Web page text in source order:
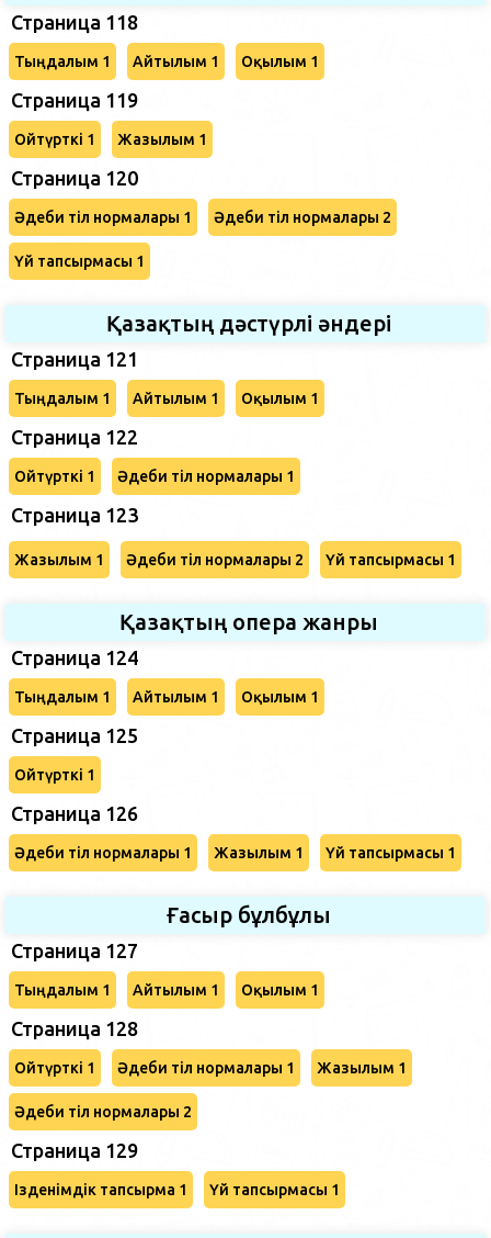
Страница 118
Тыңдалым 1 Айтылым 1 Оқылым 1
Страница 119
Ойтүрткі 1 Жазылым 1
Страница 120
Әдеби тіл нормалары 1 Әдеби тіл нормалары 2
Үй тапсырмасы 1
Қазақтың дәстүрлі әндері
Страница 121
Тыңдалым 1 Айтылым 1 Оқылым 1
Страница 122
Ойтүрткі 1 Әдеби тіл нормалары 1
Страница 123
Жазылым 1 Әдеби тіл нормалары 2 Үй тапсырмасы 1
Қазақтың опера жанры
Страница 124
Тыңдалым 1 Айтылым 1 Оқылым 1
Страница 125
Ойтүрткі 1
Страница 126
Әдеби тіл нормалары 1 Жазылым 1 Үй тапсырмасы 1
Ғасыр бұлбұлы
Страница 127
Тыңдалым 1 Айтылым 1 Оқылым 1
Страница 128
Ойтүрткі 1 Әдеби тіл нормалары 1 Жазылым 1
Әдеби тіл нормалары 2
Страница 129
Ізденімдік тапсырма 1 Үй тапсырмасы 1